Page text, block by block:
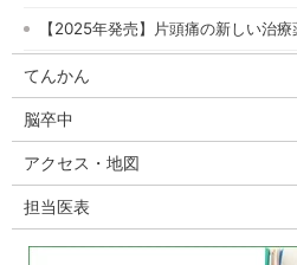
【2025年発売】片頭痛の新しい治
てんかん
脳卒中
アクセス・地図
担当医表